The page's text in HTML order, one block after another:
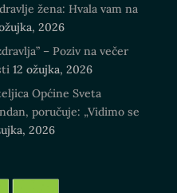
žena: Hvala vam na
2026
– Poziv na večer
12 ožujka, 2026
Općine Sveta
poručuje: „Vidimo se
2026